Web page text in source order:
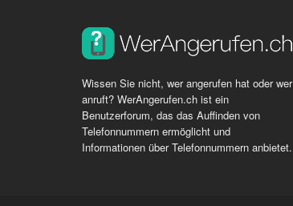
Wissen Sie nicht, wer angerufen hat oder wer
anruft? WerAngerufen.ch ist ein
Benutzerforum, das das Auffinden von
Telefonnummern ermöglicht und
Informationen über Telefonnummern anbietet.